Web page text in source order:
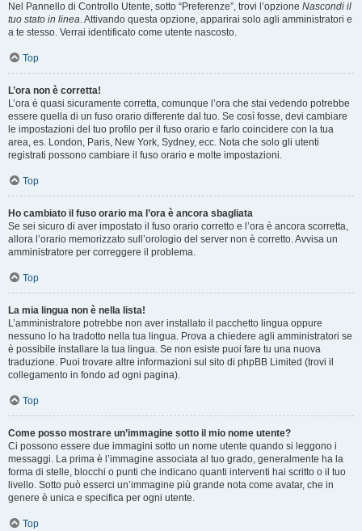
Nel Pannello di Controllo Utente, sotto “Preferenze”, trovi l’opzione Nascondi il
tuo stato in linea. Attivando questa opzione, apparirai solo agli amministratori e
a te stesso. Verrai identificato come utente nascosto.
Top
L’ora non è corretta!
L’ora è quasi sicuramente corretta, comunque l’ora che stai vedendo potrebbe
essere quella di un fuso orario differente dal tuo. Se così fosse, devi cambiare
le impostazioni del tuo profilo per il fuso orario e farlo coincidere con la tua
area, es. London, Paris, New York, Sydney, ecc. Nota che solo gli utenti
registrati possono cambiare il fuso orario e molte impostazioni.
Top
Ho cambiato il fuso orario ma l’ora è ancora sbagliata
Se sei sicuro di aver impostato il fuso orario corretto e l’ora è ancora scorretta,
allora l’orario memorizzato sull’orologio del server non è corretto. Avvisa un
amministratore per correggere il problema.
Top
La mia lingua non è nella lista!
L’amministratore potrebbe non aver installato il pacchetto lingua oppure
nessuno lo ha tradotto nella tua lingua. Prova a chiedere agli amministratori se
è possibile installare la tua lingua. Se non esiste puoi fare tu una nuova
traduzione. Puoi trovare altre informazioni sul sito di phpBB Limited (trovi il
collegamento in fondo ad ogni pagina).
Top
Come posso mostrare un’immagine sotto il mio nome utente?
Ci possono essere due immagini sotto un nome utente quando si leggono i
messaggi. La prima è l’immagine associata al tuo grado, generalmente ha la
forma di stelle, blocchi o punti che indicano quanti interventi hai scritto o il tuo
livello. Sotto può esserci un’immagine più grande nota come avatar, che in
genere è unica e specifica per ogni utente.
Top